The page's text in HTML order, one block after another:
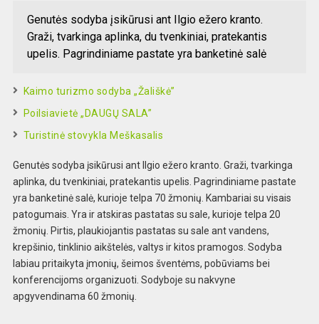
Genutės sodyba įsikūrusi ant Ilgio ežero kranto.
Graži, tvarkinga aplinka, du tvenkiniai, pratekantis
upelis. Pagrindiniame pastate yra banketinė salė
Kaimo turizmo sodyba „Žališkė”
Poilsiavietė „DAUGŲ SALA”
Turistinė stovykla Meškasalis
Genutės sodyba įsikūrusi ant Ilgio ežero kranto. Graži, tvarkinga
aplinka, du tvenkiniai, pratekantis upelis. Pagrindiniame pastate
yra banketinė salė, kurioje telpa 70 žmonių. Kambariai su visais
patogumais. Yra ir atskiras pastatas su sale, kurioje telpa 20
žmonių. Pirtis, plaukiojantis pastatas su sale ant vandens,
krepšinio, tinklinio aikštelės, valtys ir kitos pramogos. Sodyba
labiau pritaikyta įmonių, šeimos šventėms, pobūviams bei
konferencijoms organizuoti. Sodyboje su nakvyne
apgyvendinama 60 žmonių.